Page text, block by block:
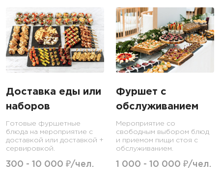
Доставка еды или
наборов
Готовые фуршетные
блюда на мероприятие с
доставкой или доставкой +
сервировкой.
300 - 10 000 ₽/чел.
Фуршет с
обслуживанием
Мероприятие со
свободным выбором блюд
и приемом пищи стоя с
обслуживанием.
1 000 - 10 000 ₽/чел.